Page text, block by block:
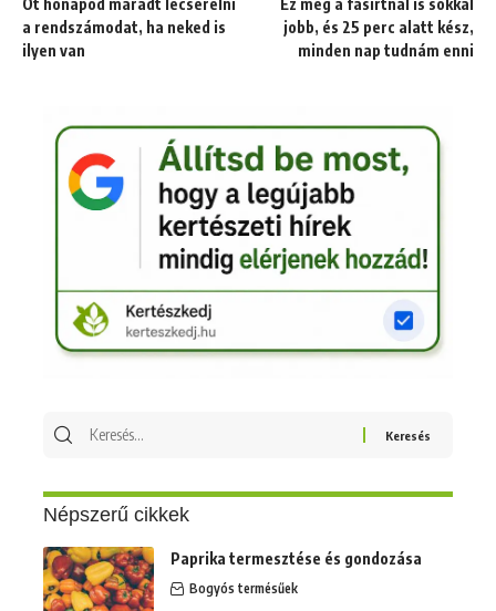
a rendszámodat, ha neked is
ilyen van
jobb, és 25 perc alatt kész,
minden nap tudnám enni
Keresés
Népszerű cikkek
Paprika termesztése és gondozása
Bogyós termésűek